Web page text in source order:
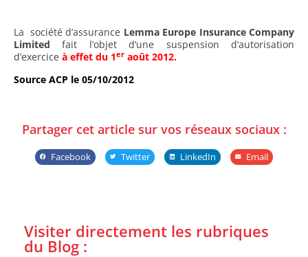
La société d’assurance Lemma Europe Insurance Company
Limited fait l’objet d’une suspension d’autorisation
d’exercice à effet du 1er août 2012.
Source ACP le 05/10/2012
Partager cet article sur vos réseaux sociaux :
Facebook Twitter LinkedIn Email
Visiter directement les rubriques
du Blog :